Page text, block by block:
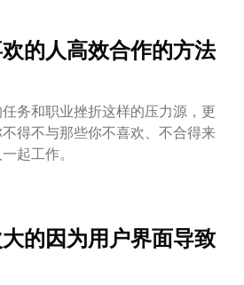
的人高效合作的方法
务和职业挫折这样的压力源，更
得不与那些你不喜欢、不合得来
起工作。
的因为用户界面导致